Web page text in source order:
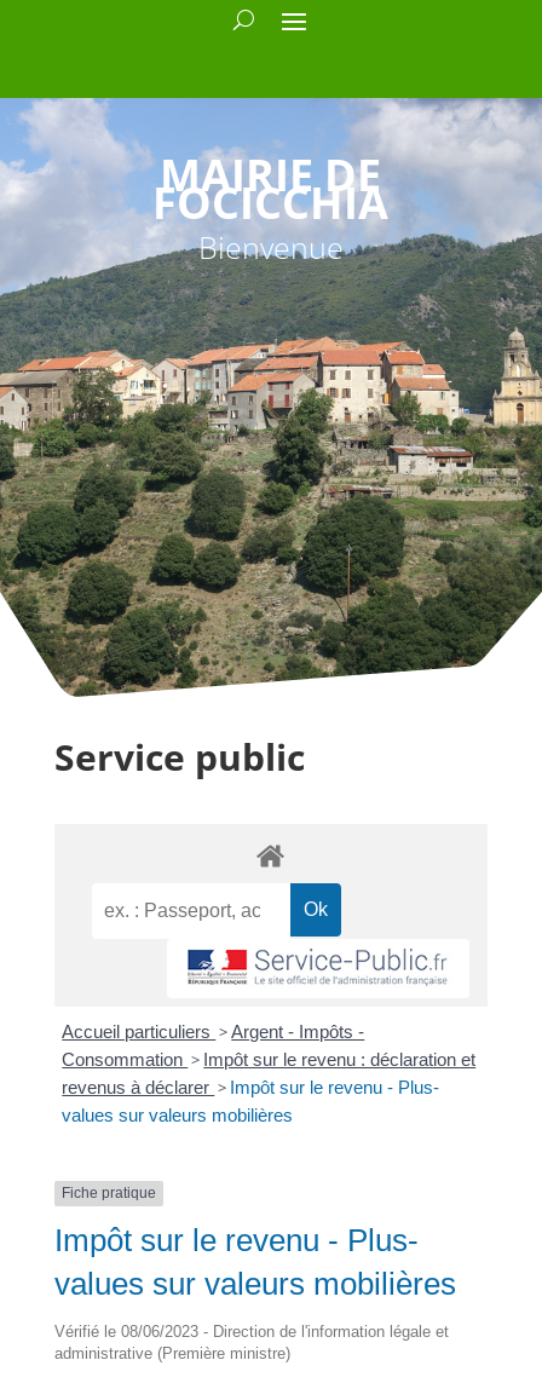
MAIRIE DE
FOCICCHIA
Bienvenue
Service public
Accueil particuliers >Argent - Impôts -
Consommation > Impôt sur le revenu : déclaration et
revenus à déclarer > Impôt sur le revenu - Plus-
values sur valeurs mobilières
Fiche pratique
Impôt sur le revenu - Plus-
values sur valeurs mobilières
Vérifié le 08/06/2023 - Direction de l'information légale et
administrative (Première ministre)